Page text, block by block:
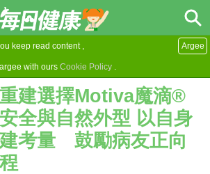
keep read content ,
with ours Cookie Policy .
Argee
建選擇Motiva魔滴®
全與自然外型 以自身
考量 鼓勵病友正向